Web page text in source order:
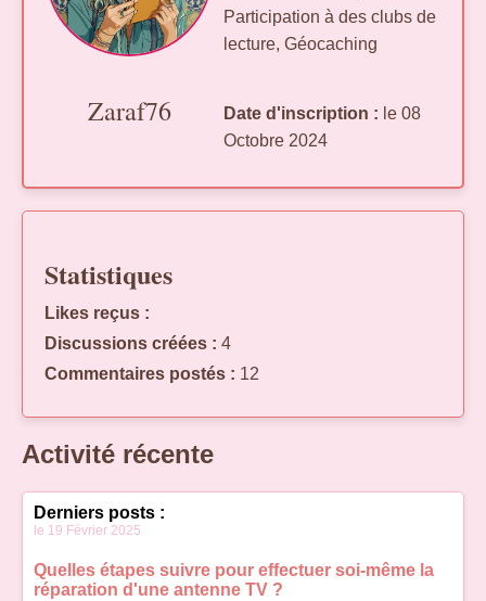
Zaraf76
Participation à des clubs de
lecture, Géocaching
Date d'inscription : le 08
Octobre 2024
Statistiques
Likes reçus :
Discussions créées : 4
Commentaires postés : 12
Activité récente
Derniers posts :
le 19 Février 2025
Quelles étapes suivre pour effectuer soi-même la
réparation d'une antenne TV ?